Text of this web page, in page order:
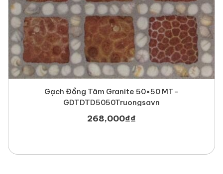
Gạch Đồng Tâm Granite 50×50 MT-
GDTDTD5050Truongsavn
268,000₫₫